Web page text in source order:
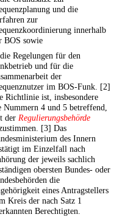
und die
zur
innerhalb
BOS sowie
Regelungen für den
und für die
der
im BOS-Funk. [2]
Richtlinie ist, insbesondere
Nummern 4 und 5 betreffend,
der Regulierungsbehörde
[3] Das
des Innern
im Einzelfall nach
der jeweils sachlich
obersten Bundes- oder
die
eines Antragstellers
Kreis der nach Satz 1
Berechtigten.